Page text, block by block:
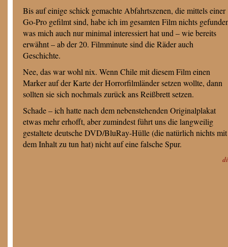
Bis auf einige schick gemachte Abfahrtszenen, die mittels einer
Go-Pro gefilmt sind, habe ich im gesamten Film nichts
was mich auch nur minimal interessiert hat und – wie bereits
erwähnt – ab der 20. Filmminute sind die Räder auch
Geschichte.
Nee, das war wohl nix. Wenn Chile mit diesem Film einen
Marker auf der Karte der Horrorfilmländer setzen wollte, dann
sollten sie sich nochmals zurück ans Reißbrett setzen.
Schade – ich hatte nach dem nebenstehenden Originalplakat
etwas mehr erhofft, aber zumindest führt uns die langweilig
gestaltete deutsche DVD/BluRay-Hülle (die natürlich nichts mit
dem Inhalt zu tun hat) nicht auf eine falsche Spur.